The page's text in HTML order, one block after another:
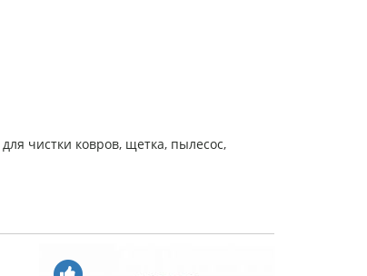
для чистки ковров, щетка, пылесос,